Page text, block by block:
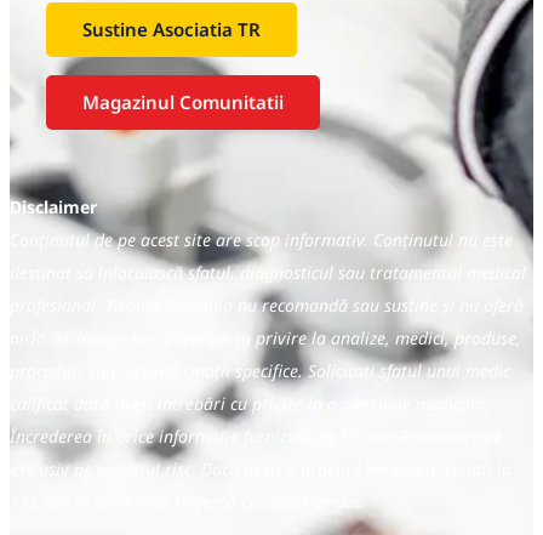
Sustine Asociatia TR
Magazinul Comunitatii
Disclaimer
Conținutul de pe acest site are scop informativ. Conținutul nu este
destinat să înlocuiască sfatul, diagnosticul sau tratamentul medical
profesional. Tiroida Romania nu recomandă sau susține și nu oferă
nicio declarație sau garanție cu privire la analize, medici, produse,
proceduri sau alte informații specifice. Solicitați sfatul unui medic
calificat dacă aveți întrebări cu privire la o afecțiune medicală.
Încrederea în orice informație furnizată de Tiroida Romania este
exclusiv pe propriul risc. Dacă aveți o urgență medicală, sunați la